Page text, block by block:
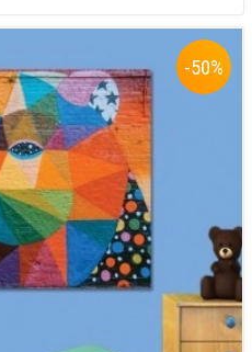
-50%